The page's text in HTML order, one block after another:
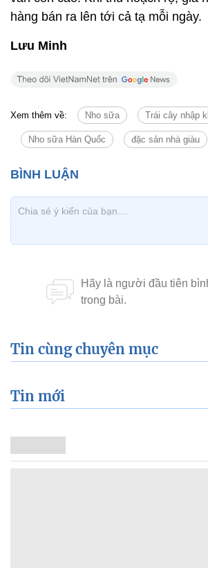
hàng bán ra lên tới cả tạ mỗi ngày.
Lưu Minh
Xem thêm về: Nho sữa Trái cây nhập
Nho sữa Hàn Quốc đặc sản nhà giàu
Tin cùng chuyên mục
Tin mới